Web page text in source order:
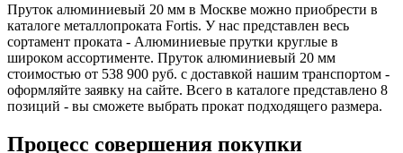
Пруток алюминиевый 20 мм в Москве можно приобрести в
каталоге металлопроката Fortis. У нас представлен весь
сортамент проката - Алюминиевые прутки круглые в
широком ассортименте. Пруток алюминиевый 20 мм
стоимостью от 538 900 руб. с доставкой нашим транспортом -
оформляйте заявку на сайте. Всего в каталоге представлено 8
позиций - вы сможете выбрать прокат подходящего размера.
Процесс совершения покупки